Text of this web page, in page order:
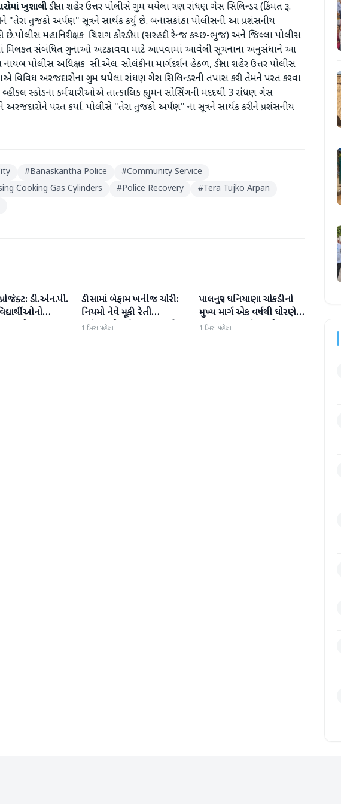
ખુશાલીડીસા શહેર ઉત્તર પોલીસે ગુમ થયેલા ત્રણ રાંધણ ગેસ સિલિન્ડર (કિંમત રૂ.
"તેરા તુજકો અર્પણ" સૂત્રને સાર્થક કર્યું છે. બનાસકાંઠા પોલીસની આ પ્રશંસનીય
છે.પોલીસ મહાનિરીક્ષક ચિરાગ કોરડીયા (સરહદી રેન્જ કચ્છ-ભુજ) અને જિલ્લા પોલીસ
મિલકત સંબંધિત ગુનાઓ અટકાવવા માટે આપવામાં આવેલી સૂચનાના અનુસંધાને આ
નાયબ પોલીસ અધિક્ષક સી.એલ. સોલંકીના માર્ગદર્શન હેઠળ, ડીસા શહેર ઉત્તર પોલીસ
વિવિધ અરજદારોના ગુમ થયેલા રાંધણ ગેસ સિલિન્ડરની તપાસ કરી તેમને પરત કરવા
સ્કોડના કર્મચારીઓએ તાત્કાલિક હ્યુમન સોર્સિંગની મદદથી 3 રાંધણ ગેસ
પરત કર્યા. પોલીસે "તેરા તુજકો અર્પણ" ના સૂત્રને સાર્થક કરીને પ્રશંસનીય
#Banaskantha Police #Community Service
Cooking Gas Cylinders #Police Recovery #Tera Tujko Arpan
ડી.એન.પી.
બનાસકાંઠા
ડીસામાં બેફામ ખનીજ ચોરી:
નિયમો નેવે મૂકી રેતી
માફિયાઓ સક્રિય, તંત્ર સામે
1 દિવસ પહેલા
બનાસકાંઠા
પાલનપુર ધનિયાણા ચોકડીનો
મુખ્ય માર્ગ એક વર્ષથી ધોરણે:
ગટરલાઇન પછી રસ્તો ન
1 દિવસ પહેલા